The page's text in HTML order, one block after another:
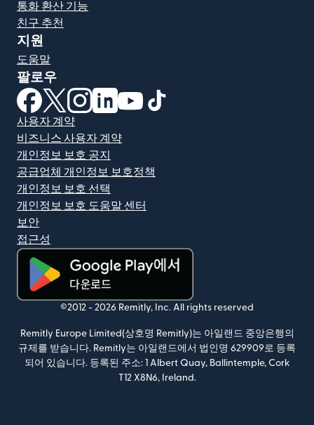
통화 환산 기능
친구 추천
지원
도움말
팔로우
(새 창에서 열림)
(새 창에서 열림)
(새 창에서 열림)
(새 창에서 열림)
(새 창에서 열림)
사용자 계약
비즈니스 사용자 계약
개인정보 보호 공지
공급업체 개인정보 보호정책
개인정보 보호 선택
개인정보 보호 도움말 센터
보안
접근성
(새 창에서 열림)
©2012 - 2026 Remitly, Inc. All rights reserved
Remitly Europe Limited(상호명 Remitly)는 아일랜드 중앙은행의
규제를 받습니다. Remitly는 아일랜드에서 법인명 629909로 등록
되어 있습니다. 등록된 주소: 1 Albert Quay, Ballintemple, Cork
T12 X8N6, Ireland.